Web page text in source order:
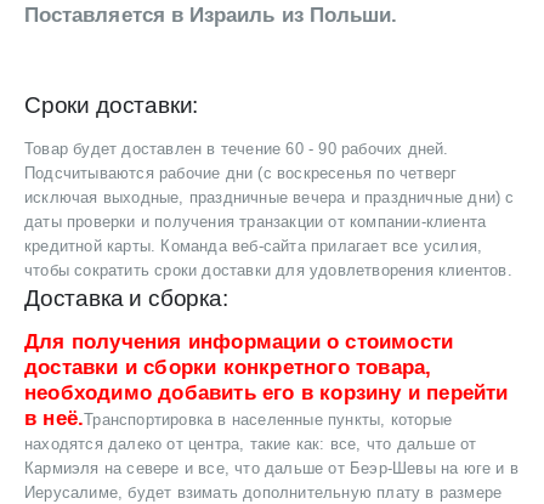
Поставляется в Израиль из Польши.
Сроки доставки:
Товар будет доставлен в течение 60 - 90 рабочих дней.
Подсчитываются рабочие дни (с воскресенья по четверг
исключая выходные, праздничные вечера и праздничные дни) с
даты проверки и получения транзакции от компании-клиента
кредитной карты. Команда веб-сайта прилагает все усилия,
чтобы сократить сроки доставки для удовлетворения клиентов.
Доставка и сборка:
Для получения информации о стоимости
доставки и сборки конкретного товара,
необходимо добавить его в корзину и перейти
в неё.Транспортировка в населенные пункты, которые
находятся далеко от центра, такие как: все, что дальше от
Кармиэля на севере и все, что дальше от Беэр-Шевы на юге и в
Иерусалиме, будет взимать дополнительную плату в размере